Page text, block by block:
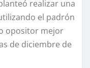
realizar una
el padrón
opositor mejor
de diciembre de